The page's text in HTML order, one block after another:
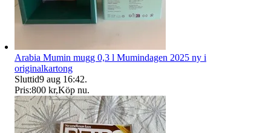
Arabia Mumin mugg 0,3 l Mumindagen 2025 ny i
originalkartong
Sluttid9 aug 16:42.
Pris:800 kr,Köp nu.